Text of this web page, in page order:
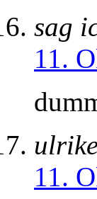
sag
11.
11.